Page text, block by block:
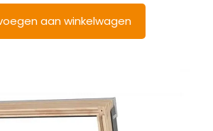
aan winkelwagen